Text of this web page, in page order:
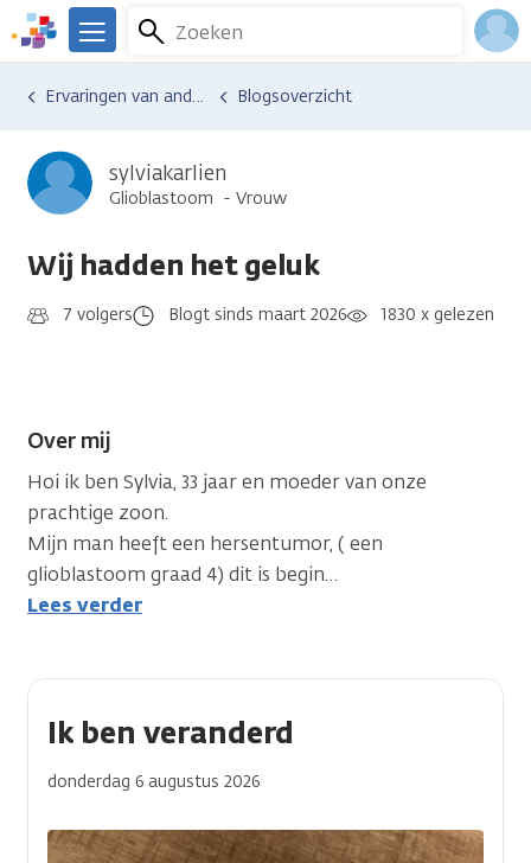
Overslaan
en
naar
gaan
We
er
je.
Kanker.nl
Zoeken
Menu
Ervaringen van anderen Blogsoverzicht
sylviakarlien
Glioblastoom Vrouw
Wij hadden het geluk
7 volgers Blogt sinds maart 2026 1830 x gelezen
Over mij
Hoi ik ben Sylvia, 33 jaar en moeder van onze
prachtige zoon.
Mijn man heeft een hersentumor, ( een
glioblastoom graad 4) dit is begin…
Lees verder
Ik ben veranderd
donderdag 6 augustus 2026